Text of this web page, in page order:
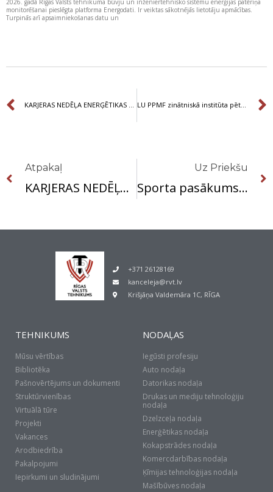
monitorēšanai pieslēgta platforma Energodati. Ir veiktas sākotnējās lietotāju apmācības.
Turpinās arī apsaimniekošanas datu un
Prev KARJERAS NEDĒĻA ENERĢĒTIKAS NODAĻĀ LU PPMF zinātniskā institūta pētnieku un PIKC RVT tehnikuma darbinieku un audzēkņu sadarbība rezultējas “VUS” prototipu izveidē
Atpakaļ
KARJERAS NEDĒĻA ENERĢĒTIKAS NODAĻĀ
Uz Priekšu
Sporta pasākums “RVT sportiskākā meitene un sportiskākais puisis 2022”
+371 26128169
kanceleja@rvt.lv
Krišjāņa Valdemāra 1C, RĪGA
TEHNIKUMS
Mūsu vērtības
Bibliotēka
Pašnovērtējums un dokumenti
Struktūrvienības
Virtuālā tūre
Projekti
Vakances
Arodbiedrība
Pakalpojumi
Iepirkumi un sludinājumi
NODAĻAS
Iegūsti profesiju
Auto nodaļa
Datorikas nodaļa
Drukas un mediju tehnoloģiju
nodaļa
Dzelzceļa nodaļa
Enerģētikas nodaļa
Kokapstrādes nodaļa
Komercdarbības nodaļa
Ķīmijas tehnoloģijas nodaļa
Mašībūves nodaļa